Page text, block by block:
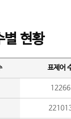
별 현황
표제어
12266